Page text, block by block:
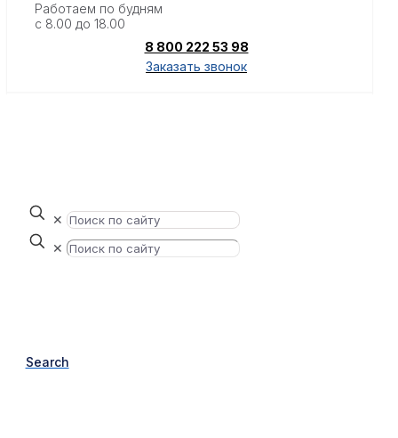
Работаем по будням
с 8.00 до 18.00
8 800 222 53 98
Заказать звонок
✕
✕
Search